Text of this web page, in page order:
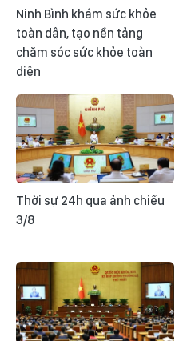
Ninh Bình khám sức khỏe
toàn dân, tạo nền tảng
chăm sóc sức khỏe toàn
diện
Thời sự 24h qua ảnh chiều
3/8